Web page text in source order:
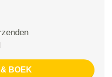
BOEK